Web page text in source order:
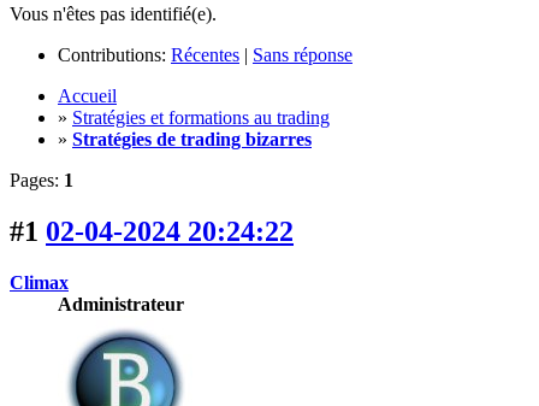
Vous n'êtes pas identifié(e).
Contributions: Récentes | Sans réponse
Accueil
» Stratégies et formations au trading
» Stratégies de trading bizarres
Pages: 1
#1 02-04-2024 20:24:22
Climax
Administrateur